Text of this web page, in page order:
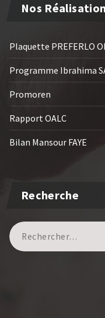
Nos
Plaquette PREFERLO
Programme Ibrahima
Promoren
Rapport OALC
Bilan Mansour FAYE
Recherche
Recherche
pour :